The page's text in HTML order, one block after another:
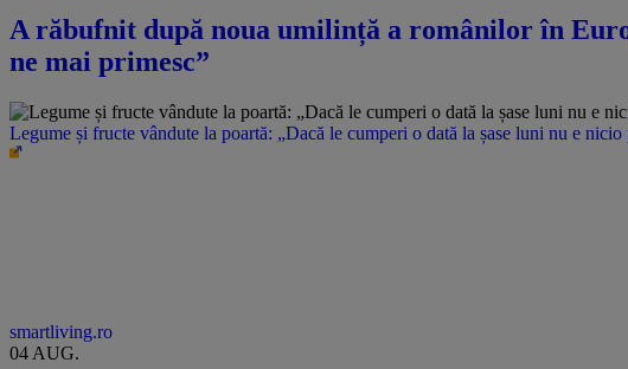
A răbufnit după noua umilință a românilor în
ne mai primesc”
Legume și fructe vândute la poartă: „Dacă le cumperi o dată la șase luni nu e nicio
smartliving.ro
04 AUG.